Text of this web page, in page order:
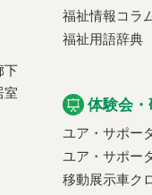
下
室
福祉情報コラ
福祉用語辞典
体験会
ユア・サポー
ユア・サポー
移動展示車ク